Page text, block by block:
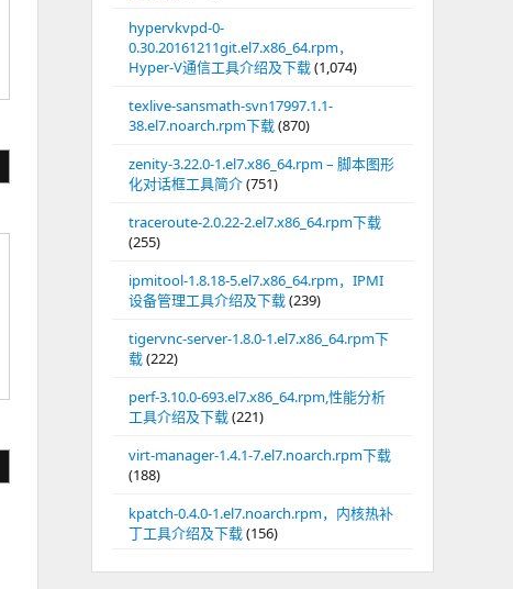
hypervkvpd-0-
0.30.20161211git.el7.x86_64.rpm，
Hyper-V通信工具介绍及下载(1,074)
texlive-sansmath-svn17997.1.1-
38.el7.noarch.rpm下载(870)
zenity-3.22.0-1.el7.x86_64.rpm – 脚本图形
化对话框工具简介(751)
traceroute-2.0.22-2.el7.x86_64.rpm下载
(255)
ipmitool-1.8.18-5.el7.x86_64.rpm，IPMI
设备管理工具介绍及下载(239)
tigervnc-server-1.8.0-1.el7.x86_64.rpm下
载(222)
perf-3.10.0-693.el7.x86_64.rpm,性能分析
工具介绍及下载(221)
virt-manager-1.4.1-7.el7.noarch.rpm下载
(188)
kpatch-0.4.0-1.el7.noarch.rpm，内核热补
丁工具介绍及下载(156)